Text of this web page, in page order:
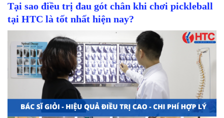
Tại sao điều trị đau gót chân khi chơi pickleball
tại HTC là tốt nhất hiện nay?